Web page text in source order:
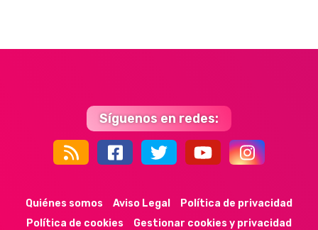
Síguenos en redes:
44k 9k 35k 352
Quiénes somos Aviso Legal
Política de privacidad
Política de cookies
Gestionar cookies y privacidad